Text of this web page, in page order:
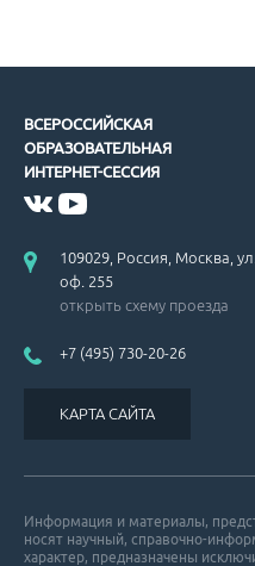
ВСЕРОССИЙСКАЯ
ОБРАЗОВАТЕЛЬНАЯ
ИНТЕРНЕТ-СЕССИЯ
109029, Россия, Москва,
оф. 255
открыть схему проезда
+7 (495) 730-20-26
КАРТА САЙТА
Информация и материалы,
носят научный, справочно-
характер, предназначены